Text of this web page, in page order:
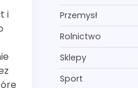
i
Przemysł
Rolnictwo
Sklepy
Sport